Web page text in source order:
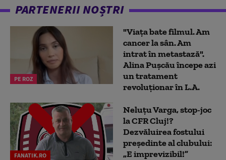
PARTENERII NOȘTRI
PE ROZ
"Viața bate filmul. Am
cancer la sân. Am
intrat în metastază".
Alina Pușcău începe azi
un tratament
revoluționar în L.A.
FANATIK.RO
Neluțu Varga, stop-joc
la CFR Cluj!?
Dezvăluirea fostului
președinte al clubului:
„E imprevizibil!”